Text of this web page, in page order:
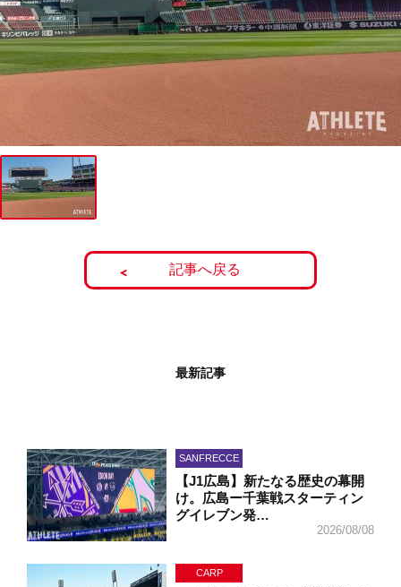
記事へ戻る
最新記事
SANFRECCE
【J1広島】新たなる歴史の幕開
け。広島ー千葉戦スターティン
グイレブン発…
2026/08/08
CARP